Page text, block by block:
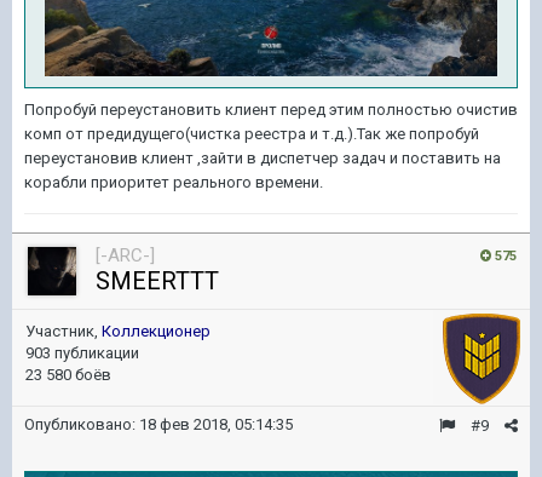
Попробуй переустановить клиент перед этим полностью очистив
комп от предидущего(чистка реестра и т.д.).Так же попробуй
переустановив клиент ,зайти в диспетчер задач и поставить на
корабли приоритет реального времени.
575
[-ARC-]
SMEERTTT
Участник, Коллекционер
903 публикации
23 580 боёв
#9
Опубликовано: 18 фев 2018, 05:14:35